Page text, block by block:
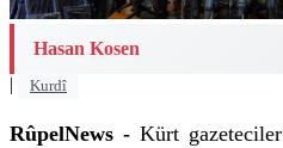
Hasan Kosen
|
Kurdî
RûpelNews - Kürt